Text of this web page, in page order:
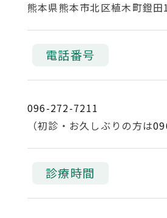
熊本県熊本市北区植木町鐙田
電話番号
096-272-7211
（初診・お久しぶりの方は
診療時間